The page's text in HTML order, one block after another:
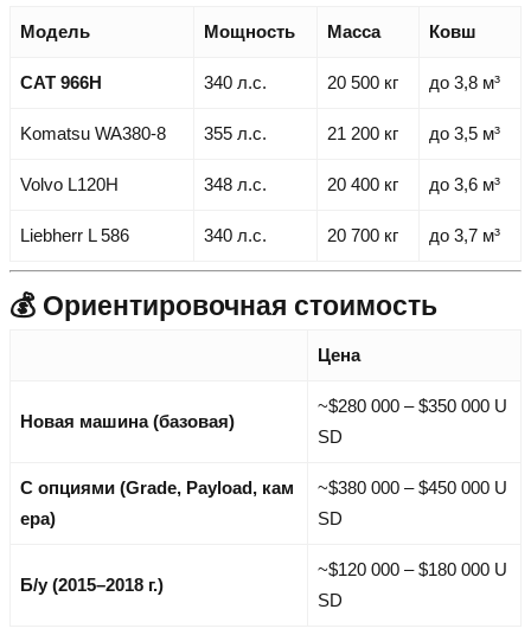
Модель Мощность Масса Ковш
CAT 966H 340 л.с. 20 500 кг до 3,8 м³
Komatsu WA380-8 355 л.с. 21 200 кг до 3,5 м³
Volvo L120H 348 л.с. 20 400 кг до 3,6 м³
Liebherr L 586 340 л.с. 20 700 кг до 3,7 м³
💰 Ориентировочная стоимость
Цена
Новая машина (базовая)
~$280 000 – $350 000 U
SD
С опциями (Grade, Payload, кам
ера)
~$380 000 – $450 000 U
SD
Б/у (2015–2018 г.)
~$120 000 – $180 000 U
SD